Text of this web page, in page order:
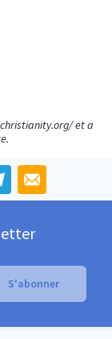
et a